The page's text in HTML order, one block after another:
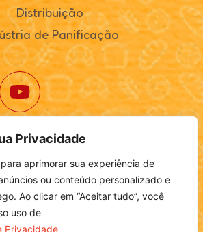
Privacidade
aprimorar sua experiência de
ou conteúdo personalizado e
Ao clicar em “Aceitar tudo”, você
uso de
Privacidade
Distribuição
de Panificação
Todos os direitos reservados.
|Definições de Cookies